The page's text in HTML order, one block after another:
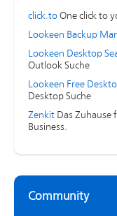
click.to One click to
Lookeen Backup
Lookeen Desktop
Outlook Suche
Lookeen Free
Desktop Suche
Zenkit Das Zuhause
Business.
Community